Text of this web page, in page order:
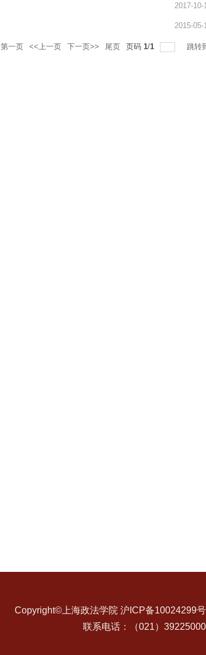
2017-10-
2015-05-
第一页 <<上一页 下一页>> 尾页 页码 1/1 跳转
Copyright©上海政法学院 沪ICP备10024299号
联系电话：（021）39225000